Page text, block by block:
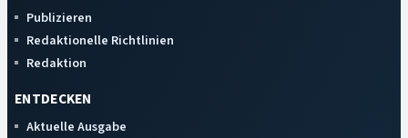
Publizieren
Redaktionelle Richtlinien
Redaktion
ENTDECKEN
Aktuelle Ausgabe